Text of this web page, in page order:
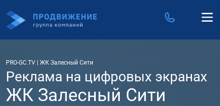
PRO-GC.TV ЖК Залесный Сити
Реклама на цифровых экранах
ЖК Залесный Сити